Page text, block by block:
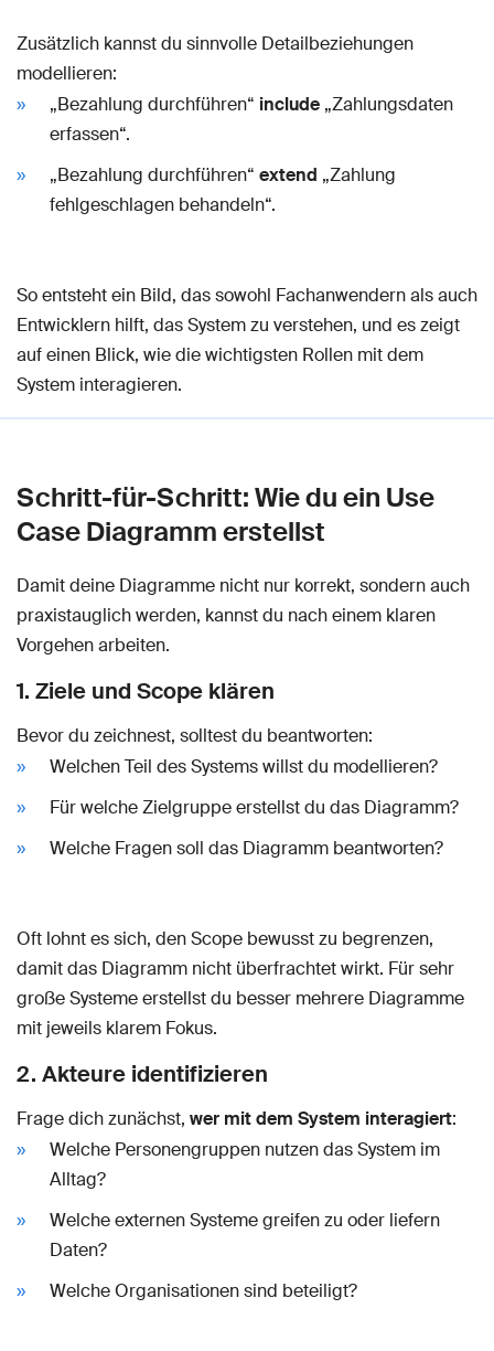
Zusätzlich kannst du sinnvolle Detailbeziehungen
modellieren:
„Bezahlung durchführen“ include „Zahlungsdaten
erfassen“.
„Bezahlung durchführen“ extend „Zahlung
fehlgeschlagen behandeln“.
So entsteht ein Bild, das sowohl Fachanwendern als auch
Entwicklern hilft, das System zu verstehen, und es zeigt
auf einen Blick, wie die wichtigsten Rollen mit dem
System interagieren.
Schritt-für-Schritt: Wie du ein Use
Case Diagramm erstellst
Damit deine Diagramme nicht nur korrekt, sondern auch
praxistauglich werden, kannst du nach einem klaren
Vorgehen arbeiten.
1. Ziele und Scope klären
Bevor du zeichnest, solltest du beantworten:
Welchen Teil des Systems willst du modellieren?
Für welche Zielgruppe erstellst du das Diagramm?
Welche Fragen soll das Diagramm beantworten?
Oft lohnt es sich, den Scope bewusst zu begrenzen,
damit das Diagramm nicht überfrachtet wirkt. Für sehr
große Systeme erstellst du besser mehrere Diagramme
mit jeweils klarem Fokus.
2. Akteure identifizieren
Frage dich zunächst, wer mit dem System interagiert:
Welche Personengruppen nutzen das System im
Alltag?
Welche externen Systeme greifen zu oder liefern
Daten?
Welche Organisationen sind beteiligt?